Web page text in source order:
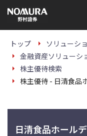
の
ー
トップ
ソリューシ
金融資産ソリューシ
株主優待検索
株主優待 - 日清食品
日清食品ホール